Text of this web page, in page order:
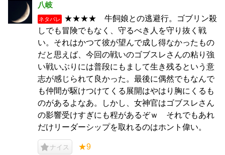
八岐
ネタバレ
★★★★ 牛飼娘との逃避行。ゴブリン殺
しでも冒険でもなく、守るべき人を守り抜く戦
い。それはかつて彼が望んで成し得なかったもの
だと思えば、今回の戦いのゴブスレさんの粘り強
い戦いぶりには普段にもまして生き残るという意
志が感じられて良かった。最後に偶然でもなんで
も仲間が駆けつけてくる展開はやはり胸にくるも
のがあるよなあ。しかし、女神官はゴブスレさん
の影響受けすぎにも程があるぞｗ それでもあれ
だけリーダーシップを取れるのはホント偉い。
ナイス ★9